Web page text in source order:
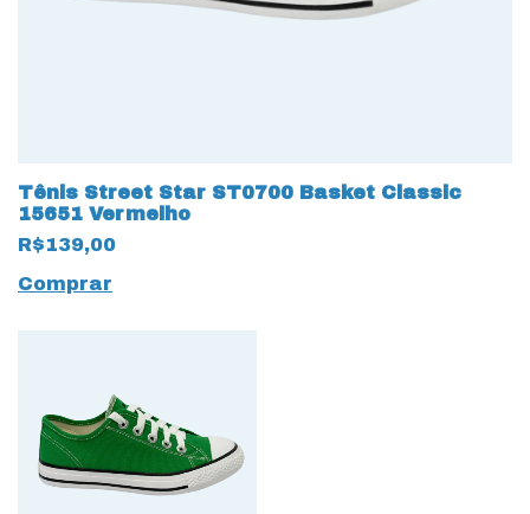
Tênis Street Star ST0700 Basket Classic
15651 Vermelho
R$139,00
Comprar